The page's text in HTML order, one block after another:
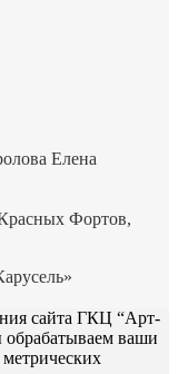
Елена
Фортов,
сайта ГКЦ “Арт-
обрабатываем ваши